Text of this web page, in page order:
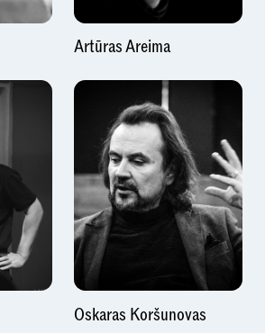
Artūras Areima
Oskaras Koršunovas